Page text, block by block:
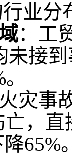
行业分
：工
未接
灾事
亡，
65%